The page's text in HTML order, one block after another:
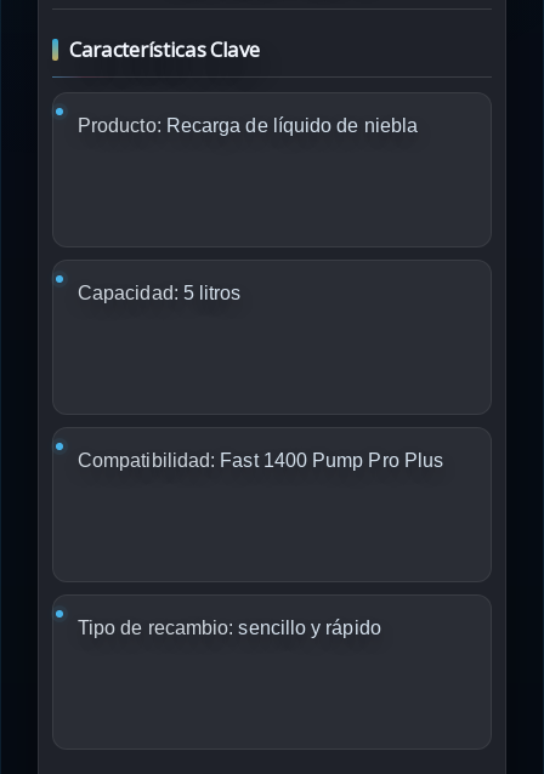
Características Clave
Producto: Recarga de líquido de niebla
Capacidad: 5 litros
Compatibilidad: Fast 1400 Pump Pro Plus
Tipo de recambio: sencillo y rápido